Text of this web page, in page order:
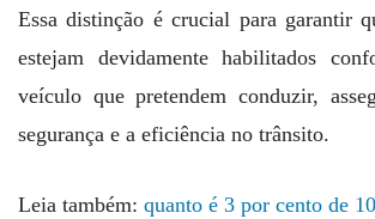
Essa distinção é crucial para garantir
estejam devidamente habilitados
veículo que pretendem conduzir,
segurança e a eficiência no trânsito.
Leia também: quanto é 3 por cento de